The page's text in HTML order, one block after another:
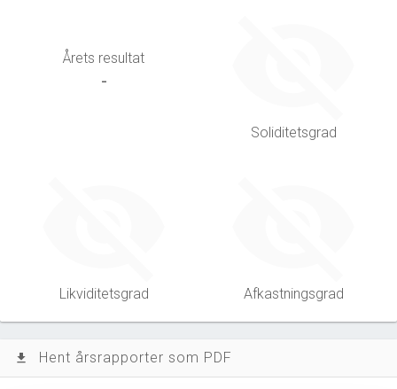
Årets resultat
-
Soliditetsgrad
Likviditetsgrad Afkastningsgrad
file_download Hent årsrapporter som PDF